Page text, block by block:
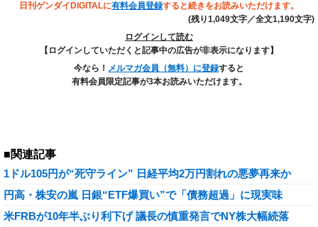
日刊ゲンダイDIGITALに有料会員登録すると続きをお読みいただけます。
(残り1,049文字／全文1,190文字)
ログインして読む
【ログインしていただくと記事中の広告が非表示になります】
今なら！ メルマガ会員（無料）に登録すると
有料会員限定記事が3本お読みいただけます。
■関連記事
1ドル105円が“死守ライン” 日経平均2万円割れの悪夢再来か
円高・株安の嵐 日銀“ETF爆買い”で「債務超過」に現実味
米FRBが10年半ぶり利下げ 議長の慎重発言でNY株大幅続落